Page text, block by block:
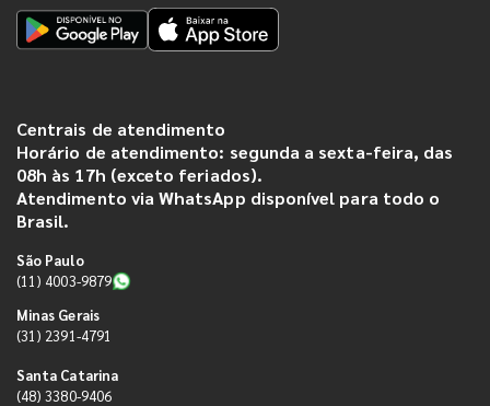
Centrais de atendimento
Horário de atendimento: segunda a sexta-feira, das
08h às 17h (exceto feriados).
Atendimento via WhatsApp disponível para todo o
Brasil.
São Paulo
(11) 4003-9879
Minas Gerais
(31) 2391-4791
Santa Catarina
(48) 3380-9406